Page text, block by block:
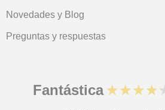
Novedades y Blog
Preguntas y respuestas
Fantástica